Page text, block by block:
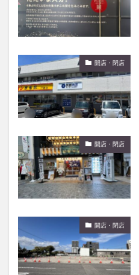
開店・閉店
開店・閉店
開店・閉店